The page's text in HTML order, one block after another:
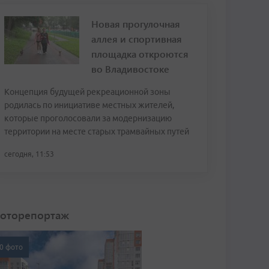
Новая прогулочная
аллея и спортивная
площадка откроются
во Владивостоке
Концепция будущей рекреационной зоны
родилась по инициативе местных жителей,
которые проголосовали за модернизацию
территории на месте старых трамвайных путей
сегодня, 11:53
фото